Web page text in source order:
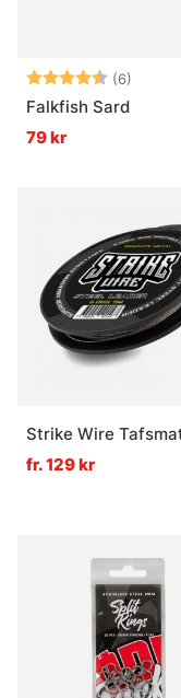
Betyg: (6)
4.7
Falkfish Sard
79 kr
Strike Wire
fr. 129 kr